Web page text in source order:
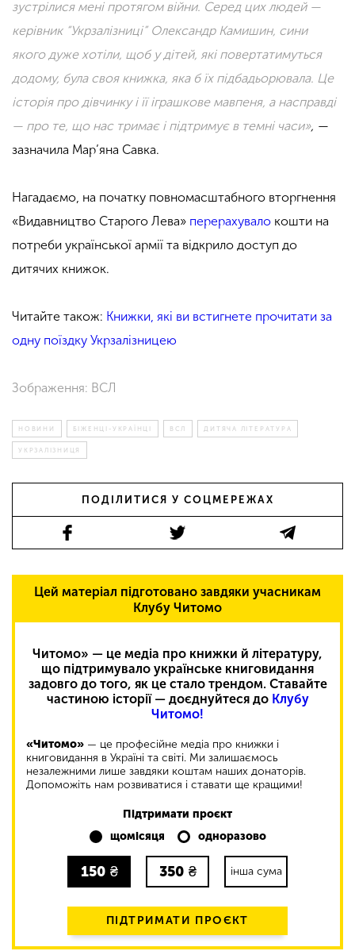
зустрілися мені протягом війни. Серед цих людей —
керівник “Укрзалізниці” Олександр Камишин, сини
якого дуже хотіли, щоб у дітей, які повертатимуться
додому, була своя книжка, яка б їх підбадьорювала. Це
історія про дівчинку і її іграшкове мавпеня, а насправді
— про те, що нас тримає і підтримує в темні часи», —
зазначила Мар’яна Савка.
Нагадаємо, на початку повномасштабного вторгнення
«Видавництво Старого Лева» перерахувало кошти на
потреби української армії та відкрило доступ до
дитячих книжок.
Читайте також: Книжки, які ви встигнете прочитати за
одну поїздку Укрзалізницею
Зображення: ВСЛ
НОВИНИ БІЖЕНЦІ-УКРАЇНЦІ ВСЛ ДИТЯЧА ЛІТЕРАТУРА
УКРЗАЛІЗНИЦЯ
ПОДІЛИТИСЯ У СОЦМЕРЕЖАХ
Цей матеріал підготовано завдяки учасникам
Клубу Читомо
Читомо» — це медіа про книжки й літературу,
що підтримувало українське книговидання
задовго до того, як це стало трендом. Ставайте
частиною історії — доєднуйтеся до Клубу
Читомо!
«Читомо» — це професійне медіа про книжки і
книговидання в Україні та світі. Ми залишаємось
незалежними лише завдяки коштам наших донаторів.
Допоможіть нам розвиватися і ставати ще кращими!
Підтримати проєкт
щомісяця
одноразово
150 ₴ 350 ₴ інша сума
ПІДТРИМАТИ ПРОЄКТ